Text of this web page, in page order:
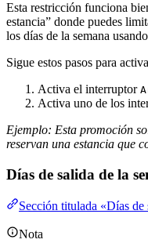
Esta restricción funciona
estancia” donde puedes
los días de la semana
Sigue estos pasos para
Activa el interruptor
Activa uno de los
Ejemplo: Esta promoción
reservan una estancia que
Días de salida de la
Sección titulada «Días de
Nota